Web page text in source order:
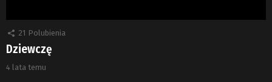
21 Polubienia
Dziewczę
4 lata temu